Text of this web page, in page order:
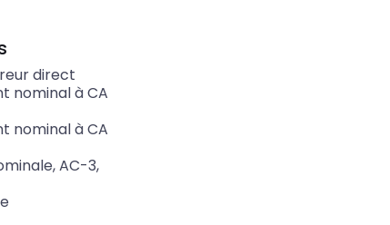
direct
nominal à CA
nominal à CA
AC-3,